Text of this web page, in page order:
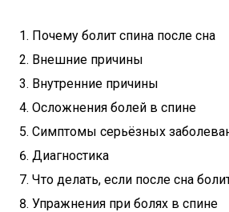
Почему болит спина после сна
Внешние причины
Внутренние причины
Осложнения болей в спине
Симптомы серьёзных
Диагностика
Что делать, если после сна
Упражнения при болях в спине